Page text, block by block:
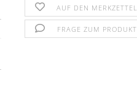
AUF DEN MERKZETTEL
FRAGE ZUM PRODUKT